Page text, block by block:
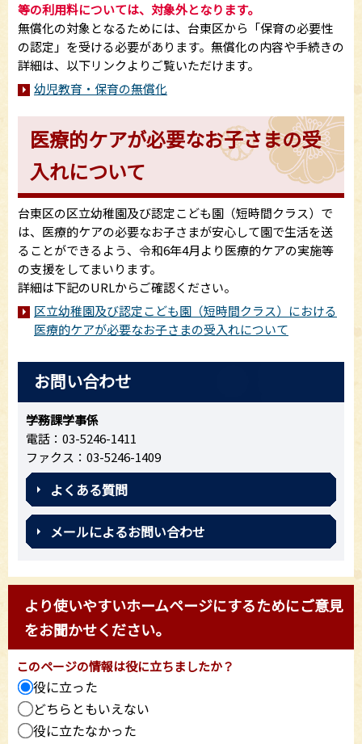
等の利用料については、対象外となります。
無償化の対象となるためには、台東区から「保育の必要性
の認定」を受ける必要があります。無償化の内容や手続きの
詳細は、以下リンクよりご覧いただけます。
幼児教育・保育の無償化
医療的ケアが必要なお子さまの受
入れについて
台東区の区立幼稚園及び認定こども園（短時間クラス）で
は、医療的ケアの必要なお子さまが安心して園で生活を送
ることができるよう、令和6年4月より医療的ケアの実施等
の支援をしてまいります。
詳細は下記のURLからご確認ください。
区立幼稚園及び認定こども園（短時間クラス）における
医療的ケアが必要なお子さまの受入れについて
お問い合わせ
学務課学事係
電話：03-5246-1411
ファクス：03-5246-1409
よくある質問
メールによるお問い合わせ
より使いやすいホームページにするためにご意見
をお聞かせください。
このページの情報は役に立ちましたか？
役に立った
どちらともいえない
役に立たなかった